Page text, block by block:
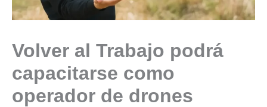
Volver al Trabajo podrá
capacitarse como
operador de drones